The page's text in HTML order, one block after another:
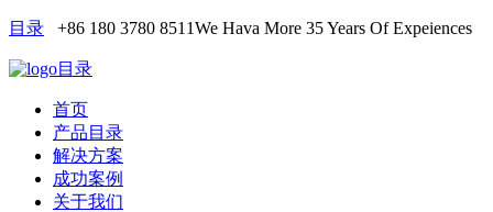
目录 +86 180 3780 8511We Hava More 35 Years Of Expeiences
目录
首页
产品目录
解决方案
成功案例
关于我们